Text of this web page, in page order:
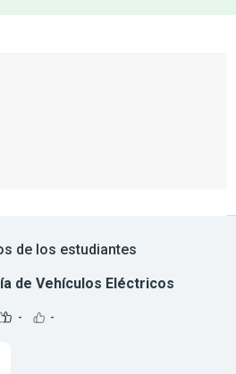
de los estudiantes
de Vehículos Eléctricos
- -